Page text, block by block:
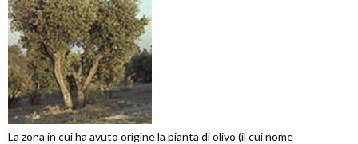
La zona in cui ha avuto origine la pianta di olivo (il cui nome